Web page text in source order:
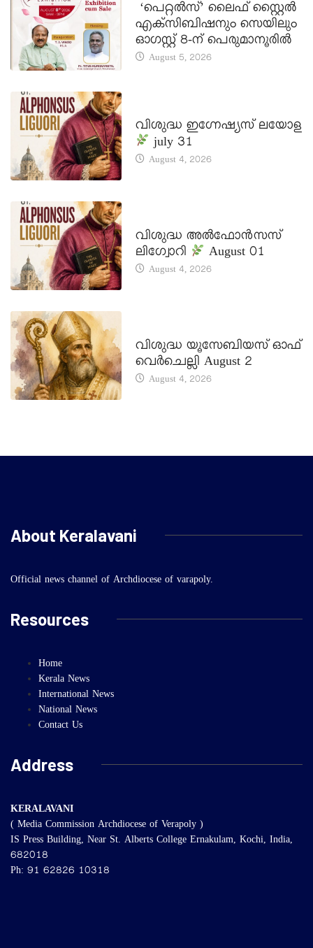
‘പെറ്റൽസ്’ ലൈഫ് സ്റ്റൈൽ
എക്സിബിഷനും സെയിലും
ഓഗസ്റ്റ് 8-ന് പെരുമാനൂരിൽ
August 5, 2026
വിശുദ്ധ ഇഗ്നേഷ്യസ് ലയോള
july 31
August 4, 2026
വിശുദ്ധ അൽഫോൻസസ്
ലിഗ്വോറി
August 01
August 4, 2026
വിശുദ്ധ യൂസേബിയസ് ഓഫ്
വെർചെല്ലി August 2
August 4, 2026
About Keralavani
Official news channel of Archdiocese of varapoly.
Resources
Home
Kerala News
International News
National News
Contact Us
Address
KERALAVANI
( Media Commission Archdiocese of Verapoly )
IS Press Building, Near St. Alberts College Ernakulam, Kochi, India,
682018
Ph: 91 62826 10318